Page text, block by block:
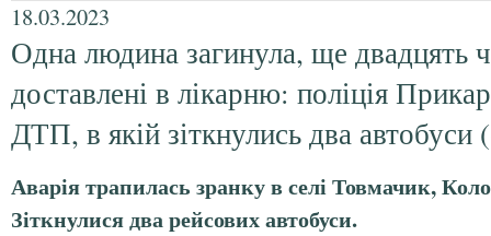
18.03.2023
Одна людина загинула, ще двадцять
доставлені в лікарню: поліція
ДТП, в якій зіткнулись два автобуси
Аварія трапилась зранку в селі Товмачик,
Зіткнулися два рейсових автобуси.